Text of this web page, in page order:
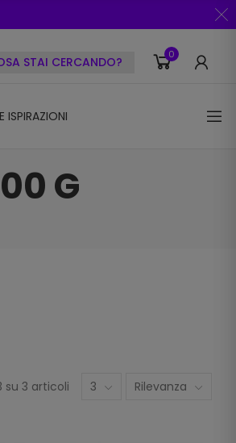
STAI CERCANDO? 0
ISPIRAZIONI
G
su 3 articoli 3 Rilevanza